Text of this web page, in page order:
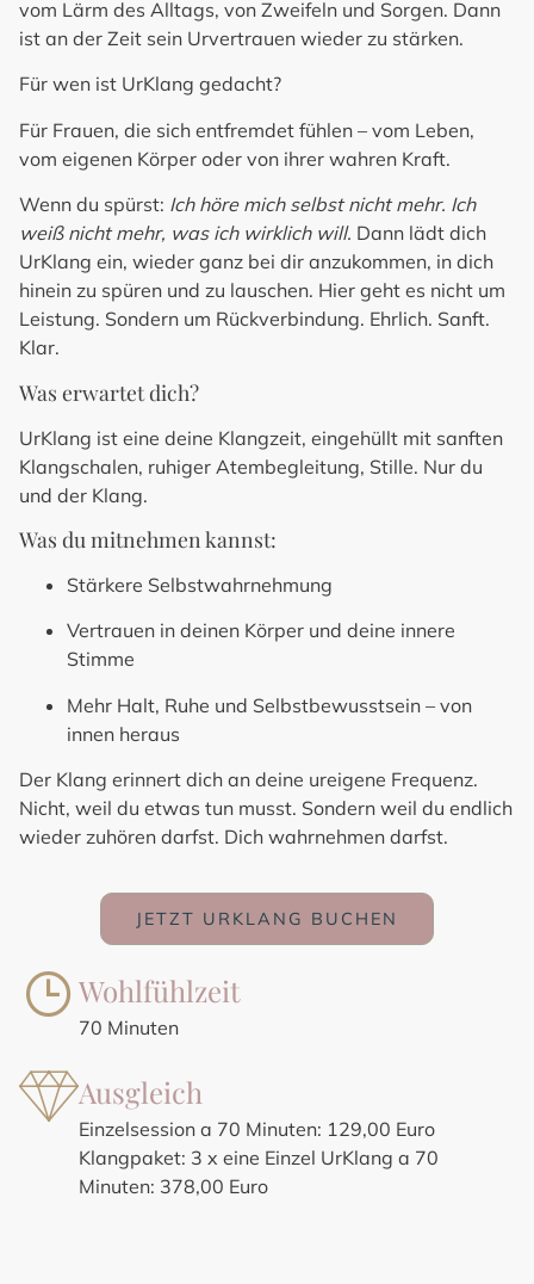
vom Lärm des Alltags, von Zweifeln und Sorgen. Dann
ist an der Zeit sein Urvertrauen wieder zu stärken.
Für wen ist UrKlang gedacht?
Für Frauen, die sich entfremdet fühlen – vom Leben,
vom eigenen Körper oder von ihrer wahren Kraft.
Wenn du spürst: Ich höre mich selbst nicht mehr. Ich
weiß nicht mehr, was ich wirklich will. Dann lädt dich
UrKlang ein, wieder ganz bei dir anzukommen, in dich
hinein zu spüren und zu lauschen. Hier geht es nicht um
Leistung. Sondern um Rückverbindung. Ehrlich. Sanft.
Klar.
Was erwartet dich?
UrKlang ist eine deine Klangzeit, eingehüllt mit sanften
Klangschalen, ruhiger Atembegleitung, Stille. Nur du
und der Klang.
Was du mitnehmen kannst:
Stärkere Selbstwahrnehmung
Vertrauen in deinen Körper und deine innere
Stimme
Mehr Halt, Ruhe und Selbstbewusstsein – von
innen heraus
Der Klang erinnert dich an deine ureigene Frequenz.
Nicht, weil du etwas tun musst. Sondern weil du endlich
wieder zuhören darfst. Dich wahrnehmen darfst.
JETZT URKLANG BUCHEN
Wohlfühlzeit
70 Minuten
Ausgleich
Einzelsession a 70 Minuten: 129,00 Euro
Klangpaket: 3 x eine Einzel UrKlang a 70
Minuten: 378,00 Euro